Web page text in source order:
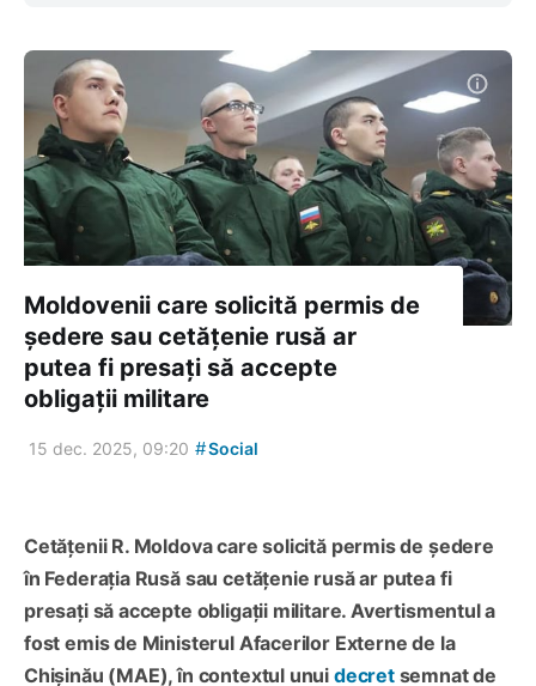
Moldovenii care solicită permis de
ședere sau cetățenie rusă ar
putea fi presați să accepte
obligații militare
15 dec. 2025, 09:20 #Social
Cetățenii R. Moldova care solicită permis de ședere
în Federația Rusă sau cetățenie rusă ar putea fi
presați să accepte obligații militare. Avertismentul a
fost emis de Ministerul Afacerilor Externe de la
Chișinău (MAE), în contextul unui decretsemnat de